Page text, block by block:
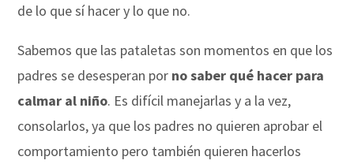
de lo que sí hacer y lo que no.
Sabemos que las pataletas son momentos en que los
padres se desesperan por no saber qué hacer para
calmar al niño. Es difícil manejarlas y a la vez,
consolarlos, ya que los padres no quieren aprobar el
comportamiento pero también quieren hacerlos